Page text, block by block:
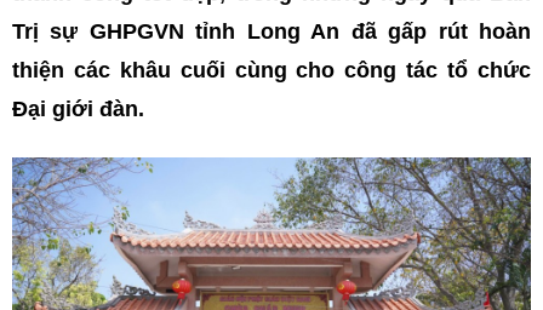
Trị sự GHPGVN tỉnh Long An đã gấp rút hoàn
thiện các khâu cuối cùng cho công tác tổ chức
Đại giới đàn.